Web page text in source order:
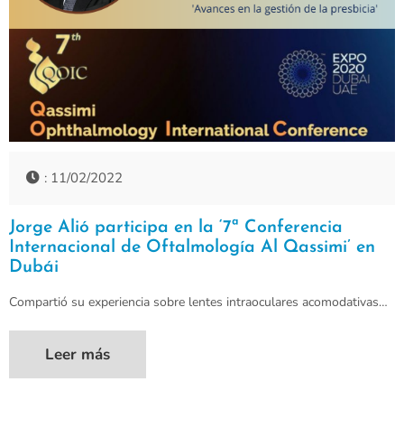
: 11/02/2022
Jorge Alió participa en la ‘7ª Conferencia
Internacional de Oftalmología Al Qassimi’ en
Dubái
Compartió su experiencia sobre lentes intraoculares acomodativas…
Leer más